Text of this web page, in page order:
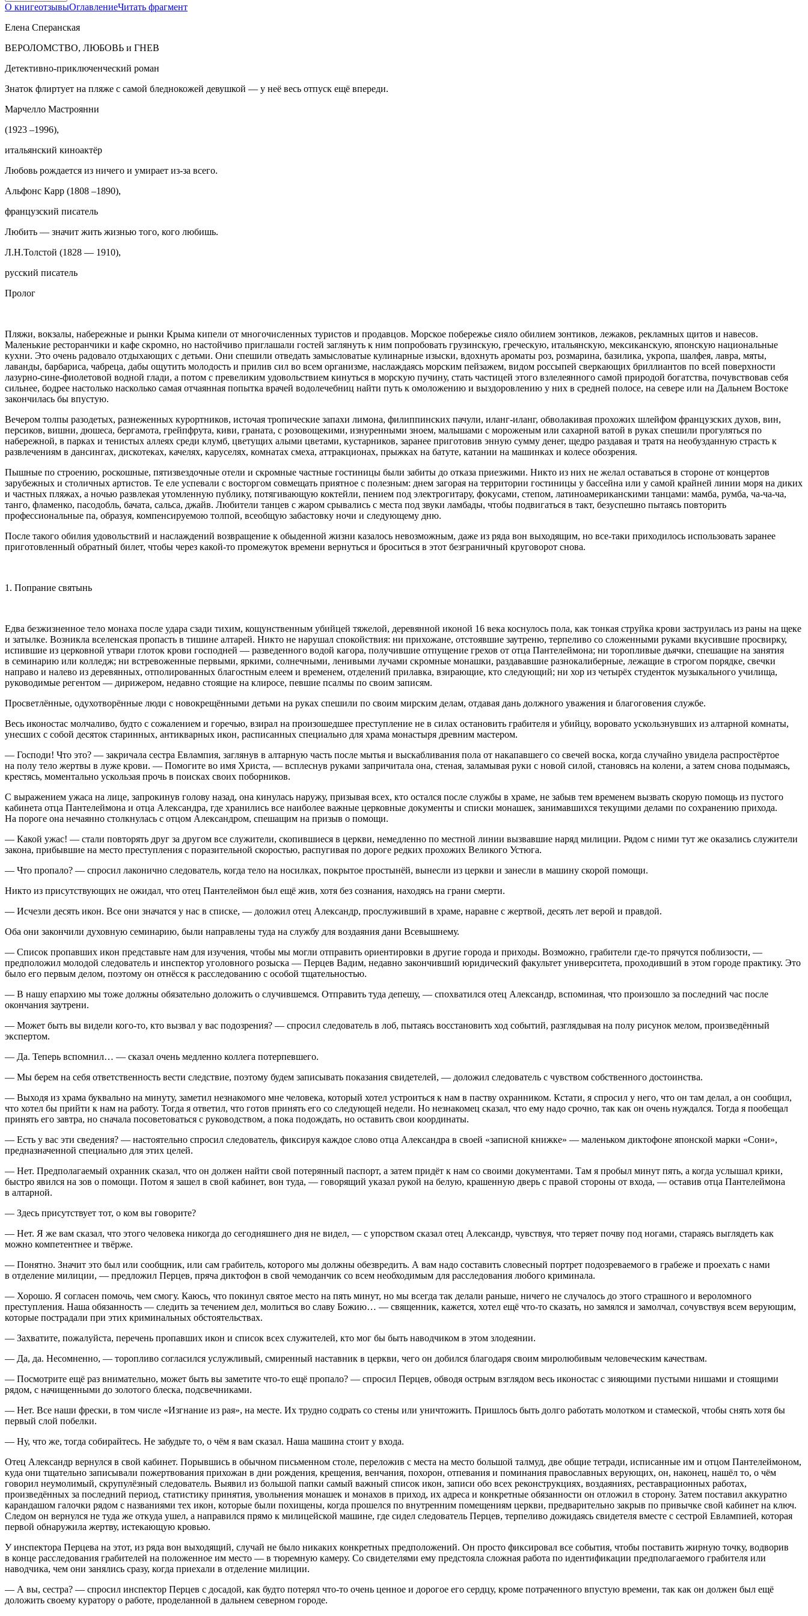
О книгеотзывыОглавлениеЧитать фрагмент
Елена Сперанская
ВЕРОЛОМСТВО, ЛЮБОВЬ и ГНЕВ
Детективно-приключенческий роман
Знаток флиртует на пляже с самой бледнокожей девушкой — у неё весь отпуск ещё впереди.
Марчелло Мастроянни
(1923 –1996),
итальянский киноактёр
Любовь рождается из ничего и умирает из-за всего.
Альфонс Карр (1808 –1890),
французский писатель
Любить — значит жить жизнью того, кого любишь.
Л.Н.Толстой (1828 — 1910),
русский писатель
Пролог
Пляжи, вокзалы, набережные и рынки Крыма кипели от многочисленных туристов и продавцов. Морское побережье сияло обилием зонтиков, лежаков, рекламных щитов и навесов.
Маленькие ресторанчики и кафе скромно, но настойчиво приглашали гостей заглянуть к ним попробовать грузинскую, греческую, итальянскую, мексиканскую, японскую национальные
кухни. Это очень радовало отдыхающих с детьми. Они спешили отведать замысловатые кулинарные изыски, вдохнуть ароматы роз, розмарина, базилика, укропа, шалфея, лавра, мяты,
лаванды, барбариса, чабреца, дабы ощутить молодость и прилив сил во всем организме, наслаждаясь морским пейзажем, видом россыпей сверкающих бриллиантов по всей поверхности
лазурно-сине-фиолетовой водной глади, а потом с превеликим удовольствием кинуться в морскую пучину, стать частицей этого взлелеянного самой природой богатства, почувствовав себя
сильнее, бодрее настолько насколько самая отчаянная попытка врачей водолечебниц найти путь к омоложению и выздоровлению у них в средней полосе, на севере или на Дальнем Востоке
закончилась бы впустую.
Вечером толпы разодетых, разнеженных курортников, источая тропические запахи лимона, филиппинских пачули, иланг-иланг, обволакивая прохожих шлейфом французских духов, вин,
персиков, вишни, дюшеса, бергамота, грейпфрута, киви, граната, с розовощекими, изнуренными зноем, малышами с мороженым или сахарной ватой в руках спешили прогуляться по
набережной, в парках и тенистых аллеях среди клумб, цветущих алыми цветами, кустарников, заранее приготовив энную сумму денег, щедро раздавая и тратя на необузданную страсть к
развлечениям в дансингах, дискотеках, качелях, каруселях, комнатах смеха, аттракционах, прыжках на батуте, катании на машинках и колесе обозрения.
Пышные по строению, роскошные, пятизвездочные отели и скромные частные гостиницы были забиты до отказа приезжими. Никто из них не желал оставаться в стороне от концертов
зарубежных и столичных артистов. Те еле успевали с восторгом совмещать приятное с полезным: днем загорая на территории гостиницы у бассейна или у самой крайней линии моря на диких
и частных пляжах, а ночью развлекая утомленную публику, потягивающую коктейли, пением под электрогитару, фокусами, степом, латиноамериканскими танцами: мамба, румба, ча-ча-ча,
танго, фламенко, пасодобль, бачата, сальса, джайв. Любители танцев с жаром срывались с места под звуки ламбады, чтобы подвигаться в такт, безуспешно пытаясь повторить
профессиональные па, образуя, компенсируемою толпой, всеобщую забастовку ночи и следующему дню.
После такого обилия удовольствий и наслаждений возвращение к обыденной жизни казалось невозможным, даже из ряда вон выходящим, но все-таки приходилось использовать заранее
приготовленный обратный билет, чтобы через какой-то промежуток времени вернуться и броситься в этот безграничный круговорот снова.
1. Попрание святынь
Едва безжизненное тело монаха после удара сзади тихим, кощунственным убийцей тяжелой, деревянной иконой 16 века коснулось пола, как тонкая струйка крови заструилась из раны на щеке
и затылке. Возникла вселенская пропасть в тишине алтарей. Никто не нарушал спокойствия: ни прихожане, отстоявшие заутреню, терпеливо со сложенными руками вкусившие просвирку,
испившие из церковной утвари глоток крови господней — разведенного водой кагора, получившие отпущение грехов от отца Пантелеймона; ни торопливые дьячки, спешащие на занятия
в семинарию или колледж; ни встревоженные первыми, яркими, солнечными, ленивыми лучами скромные монашки, раздававшие разнокалиберные, лежащие в строгом порядке, свечки
направо и налево из деревянных, отполированных благостным елеем и временем, отделений прилавка, взирающие, кто следующий; ни хор из четырёх студенток музыкального училища,
руководимые регентом — дирижером, недавно стоящие на клиросе, певшие псалмы по своим записям.
Просветлённые, одухотворённые люди с новокрещёнными детьми на руках спешили по своим мирским делам, отдавая дань должного уважения и благоговения службе.
Весь иконостас молчаливо, будто с сожалением и горечью, взирал на произошедшее преступление не в силах остановить грабителя и убийцу, воровато ускользнувших из алтарной комнаты,
унесших с собой десяток старинных, антикварных икон, расписанных специально для храма монастыря древним мастером.
— Господи! Что это? — закричала сестра Евлампия, заглянув в алтарную часть после мытья и выскабливания пола от накапавшего со свечей воска, когда случайно увидела распростёртое
на полу тело жертвы в луже крови. — Помогите во имя Христа, — всплеснув руками запричитала она, стеная, заламывая руки с новой силой, становясь на колени, а затем снова подымаясь,
крестясь, моментально ускользая прочь в поисках своих поборников.
С выражением ужаса на лице, запрокинув голову назад, она кинулась наружу, призывая всех, кто остался после службы в храме, не забыв тем временем вызвать скорую помощь из пустого
кабинета отца Пантелеймона и отца Александра, где хранились все наиболее важные церковные документы и списки монашек, занимавшихся текущими делами по сохранению прихода.
На пороге она нечаянно столкнулась с отцом Александром, спешащим на призыв о помощи.
— Какой ужас! — стали повторять друг за другом все служители, скопившиеся в церкви, немедленно по местной линии вызвавшие наряд милиции. Рядом с ними тут же оказались служители
закона, прибывшие на место преступления с поразительной скоростью, распугивая по дороге редких прохожих Великого Устюга.
— Что пропало? — спросил лаконично следователь, когда тело на носилках, покрытое простынёй, вынесли из церкви и занесли в машину скорой помощи.
Никто из присутствующих не ожидал, что отец Пантелеймон был ещё жив, хотя без сознания, находясь на грани смерти.
— Исчезли десять икон. Все они значатся у нас в списке, — доложил отец Александр, прослуживший в храме, наравне с жертвой, десять лет верой и правдой.
Оба они закончили духовную семинарию, были направлены туда на службу для воздаяния дани Всевышнему.
— Список пропавших икон представьте нам для изучения, чтобы мы могли отправить ориентировки в другие города и приходы. Возможно, грабители где-то прячутся поблизости, —
предположил молодой следователь и инспектор уголовного розыска — Перцев Вадим, недавно закончивший юридический факультет университета, проходивший в этом городе практику. Это
было его первым делом, поэтому он отнёсся к расследованию с особой тщательностью.
— В нашу епархию мы тоже должны обязательно доложить о случившемся. Отправить туда депешу, — спохватился отец Александр, вспоминая, что произошло за последний час после
окончания заутрени.
— Может быть вы видели кого-то, кто вызвал у вас подозрения? — спросил следователь в лоб, пытаясь восстановить ход событий, разглядывая на полу рисунок мелом, произведённый
экспертом.
— Да. Теперь вспомнил… — сказал очень медленно коллега потерпевшего.
— Мы берем на себя ответственность вести следствие, поэтому будем записывать показания свидетелей, — доложил следователь с чувством собственного достоинства.
— Выходя из храма буквально на минуту, заметил незнакомого мне человека, который хотел устроиться к нам в паству охранником. Кстати, я спросил у него, что он там делал, а он сообщил,
что хотел бы прийти к нам на работу. Тогда я ответил, что готов принять его со следующей недели. Но незнакомец сказал, что ему надо срочно, так как он очень нуждался. Тогда я пообещал
принять его завтра, но сначала посоветоваться с руководством, а пока подождать, но оставить свои координаты.
— Есть у вас эти сведения? — настоятельно спросил следователь, фиксируя каждое слово отца Александра в своей «записной книжке» — маленьком диктофоне японской марки «Сони»,
предназначенной специально для этих целей.
— Нет. Предполагаемый охранник сказал, что он должен найти свой потерянный паспорт, а затем придёт к нам со своими документами. Там я пробыл минут пять, а когда услышал крики,
быстро явился на зов о помощи. Потом я зашел в свой кабинет, вон туда, — говорящий указал рукой на белую, крашенную дверь с правой стороны от входа, — оставив отца Пантелеймона
в алтарной.
— Здесь присутствует тот, о ком вы говорите?
— Нет. Я же вам сказал, что этого человека никогда до сегодняшнего дня не видел, — с упорством сказал отец Александр, чувствуя, что теряет почву под ногами, стараясь выглядеть как
можно компетентнее и твёрже.
— Понятно. Значит это был или сообщник, или сам грабитель, которого мы должны обезвредить. А вам надо составить словесный портрет подозреваемого в грабеже и проехать с нами
в отделение милиции, — предложил Перцев, пряча диктофон в свой чемоданчик со всем необходимым для расследования любого криминала.
— Хорошо. Я согласен помочь, чем смогу. Каюсь, что покинул святое место на пять минут, но мы всегда так делали раньше, ничего не случалось до этого страшного и вероломного
преступления. Наша обязанность — следить за течением дел, молиться во славу Божию… — священник, кажется, хотел ещё что-то сказать, но замялся и замолчал, сочувствуя всем верующим,
которые пострадали при этих криминальных обстоятельствах.
— Захватите, пожалуйста, перечень пропавших икон и список всех служителей, кто мог бы быть наводчиком в этом злодеянии.
— Да, да. Несомненно, — торопливо согласился услужливый, смиренный наставник в церкви, чего он добился благодаря своим миролюбивым человеческим качествам.
— Посмотрите ещё раз внимательно, может быть вы заметите что-то ещё пропало? — спросил Перцев, обводя острым взглядом весь иконостас с зияющими пустыми нишами и стоящими
рядом, с начищенными до золотого блеска, подсвечниками.
— Нет. Все наши фрески, в том числе «Изгнание из рая», на месте. Их трудно содрать со стены или уничтожить. Пришлось быть долго работать молотком и стамеской, чтобы снять хотя бы
первый слой побелки.
— Ну, что же, тогда собирайтесь. Не забудьте то, о чём я вам сказал. Наша машина стоит у входа.
Отец Александр вернулся в свой кабинет. Порывшись в обычном письменном столе, переложив с места на место большой талмуд, две общие тетради, исписанные им и отцом Пантелеймоном,
куда они тщательно записывали пожертвования прихожан в дни рождения, крещения, венчания, похорон, отпевания и поминания православных верующих, он, наконец, нашёл то, о чём
говорил неумолимый, скрупулёзный следователь. Выявил из большой папки самый важный список икон, записи обо всех реконструкциях, воздаяниях, реставрационных работах,
произведённых за последний период, статистику принятия, увольнения монашек и монахов в приход, их адреса и конкретные обязанности он отложил в сторону. Затем поставил аккуратно
карандашом галочки рядом с названиями тех икон, которые были похищены, когда прошелся по внутренним помещениям церкви, предварительно закрыв по привычке свой кабинет на ключ.
Следом он вернулся не туда же откуда ушел, а направился прямо к милицейской машине, где сидел следователь Перцев, терпеливо дожидаясь свидетеля вместе с сестрой Евлампией, которая
первой обнаружила жертву, истекающую кровью.
У инспектора Перцева на этот, из ряда вон выходящий, случай не было никаких конкретных предположений. Он просто фиксировал все события, чтобы поставить жирную точку, водворив
в конце расследования грабителей на положенное им место — в тюремную камеру. Со свидетелями ему предстояла сложная работа по идентификации предполагаемого грабителя или
наводчика, чем они занялись сразу, когда приехали в отделение милиции.
— А вы, сестра? — спросил инспектор Перцев с досадой, как будто потерял что-то очень ценное и дорогое его сердцу, кроме потраченного впустую времени, так как он должен был ещё
доложить своему куратору о работе, проделанной в дальнем северном городе.